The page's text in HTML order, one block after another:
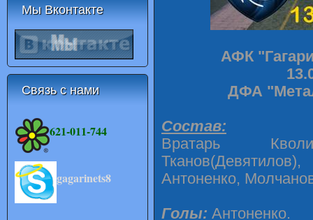
Мы Вконтакте
Связь с нами
621-011-744
gagarinets8
АФК
ДФА
Состав:
Вратарь
Антоненко,
Голы: Антоненко.